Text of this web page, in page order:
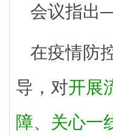
会议指
在疫情防
导，对开展
障、关心一